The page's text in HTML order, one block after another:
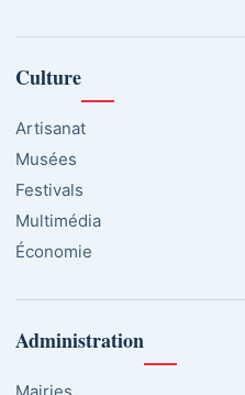
Culture
Artisanat
Musées
Festivals
Multimédia
Économie
Administration
Mairies